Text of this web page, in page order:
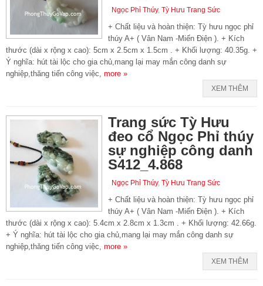
Ngọc Phỉ Thúy, Tỳ Hưu Trang Sức
+ Chất liệu và hoàn thiện: Tỳ hưu ngọc phỉ
thúy A+ ( Vân Nam -Miến Điện ). + Kích
thước (dài x rộng x cao): 5cm x 2.5cm x 1.5cm . + Khối lượng: 40.35g. +
Ý nghĩa: hút tài lộc cho gia chủ,mang lại may mắn công danh sự
nghiệp,thăng tiến công việc, more »
XEM THÊM
Trang sức Tỳ Hưu
đeo cổ Ngọc Phỉ thúy
sự nghiệp công danh
S412_4.868
Ngọc Phỉ Thúy, Tỳ Hưu Trang Sức
+ Chất liệu và hoàn thiện: Tỳ hưu ngọc phỉ
thúy A+ ( Vân Nam -Miến Điện ). + Kích
thước (dài x rộng x cao): 5.4cm x 2.8cm x 1.3cm . + Khối lượng: 42.66g.
+ Ý nghĩa: hút tài lộc cho gia chủ,mang lại may mắn công danh sự
nghiệp,thăng tiến công việc, more »
XEM THÊM